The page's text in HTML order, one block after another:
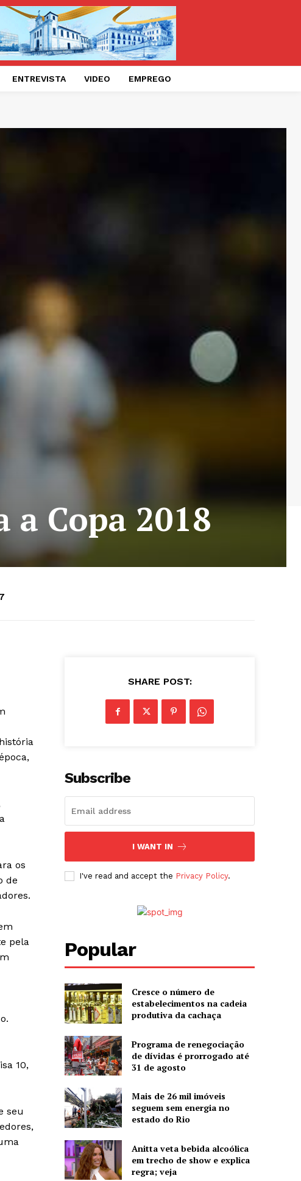
ENTREVISTA VIDEO EMPREGO
Copa 2018
os
de
pela
10,
seu
SHARE POST:
Subscribe
I WANT IN
I've read and accept the Privacy Policy.
Popular
Cresce o número de
estabelecimentos na cadeia
produtiva da cachaça
Programa de renegociação
de dívidas é prorrogado até
31 de agosto
Mais de 26 mil imóveis
seguem sem energia no
estado do Rio
Anitta veta bebida alcoólica
em trecho de show e explica
regra; veja